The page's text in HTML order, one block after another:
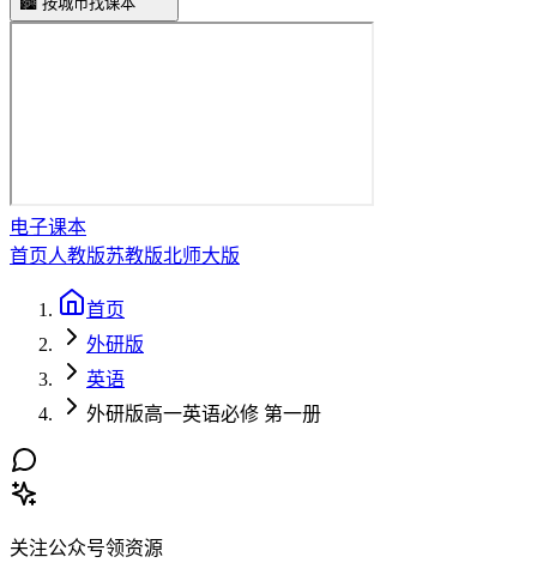
电子课本
首页人教版苏教版北师大版
首页
外研版
英语
外研版高一英语必修 第一册
关注公众号领资源